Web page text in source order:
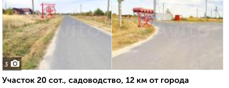
3
Участок 20 сот., садоводство, 12 км от города